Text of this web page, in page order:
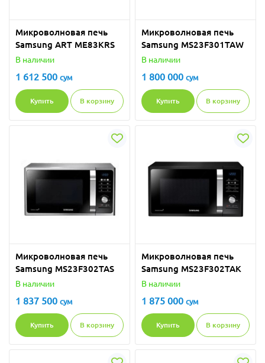
Микроволновая печь
Samsung ART ME83KRS
В наличии
1 612 500 сум
Купить В корзину
Микроволновая печь
Samsung MS23F301TAW
В наличии
1 800 000 сум
Купить В корзину
Микроволновая печь
Samsung MS23F302TAS
В наличии
1 837 500 сум
Купить В корзину
Микроволновая печь
Samsung MS23F302TAK
В наличии
1 875 000 сум
Купить В корзину